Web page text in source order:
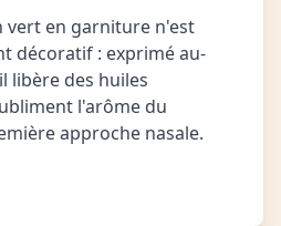
vert en garniture n'est
décoratif : exprimé au-
libère des huiles
l'arôme du
approche nasale.